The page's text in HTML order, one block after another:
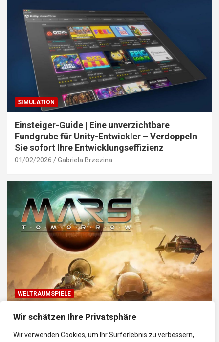
Wir schätzen Ihre Privatsphäre
Wir verwenden Cookies, um Ihr Surferlebnis zu verbessern,
SIMULATION
Einsteiger-Guide | Eine unverzichtbare
Fundgrube für Unity-Entwickler – Verdoppeln
Sie sofort Ihre Entwicklungseffizienz
01/02/2026 Gabriela Brzezina
WELTRAUMSPIELE
Top Weltraum-Browser-Spiele: Erkunde, baue